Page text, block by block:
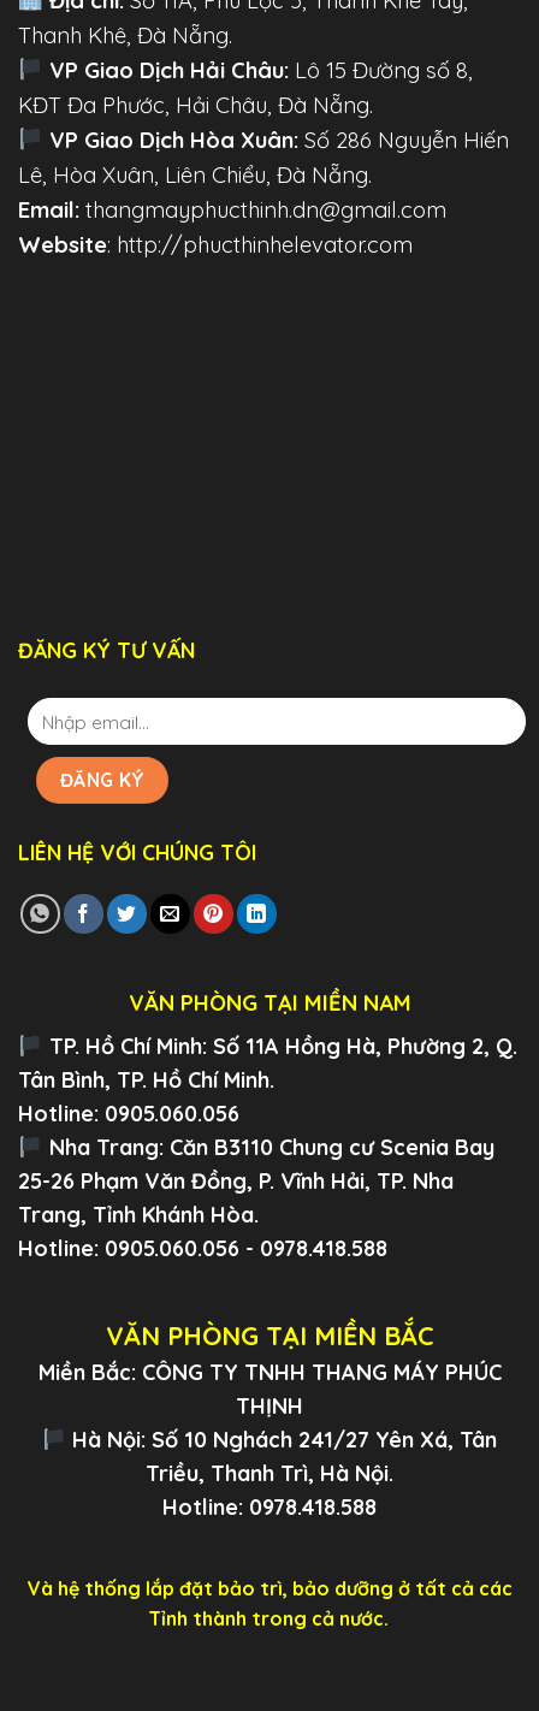
Thanh Khê, Đà Nẵng.
VP Giao Dịch Hải Châu: Lô 15 Đường số 8,
KĐT Đa Phước, Hải Châu, Đà Nẵng.
VP Giao Dịch Hòa Xuân: Số 286 Nguyễn Hiến
Lê, Hòa Xuân, Liên Chiểu, Đà Nẵng.
Email: thangmayphucthinh.dn@gmail.com
Website: http://phucthinhelevator.com
ĐĂNG KÝ TƯ VẤN
LIÊN HỆ VỚI CHÚNG TÔI
VĂN PHÒNG TẠI MIỀN NAM
TP. Hồ Chí Minh: Số 11A Hồng Hà, Phường 2, Q.
Tân Bình, TP. Hồ Chí Minh.
Hotline: 0905.060.056
Nha Trang: Căn B3110 Chung cư Scenia Bay
25-26 Phạm Văn Đồng, P. Vĩnh Hải, TP. Nha
Trang, Tỉnh Khánh Hòa.
Hotline: 0905.060.056 - 0978.418.588
VĂN PHÒNG TẠI MIỀN BẮC
Miền Bắc: CÔNG TY TNHH THANG MÁY PHÚC
THỊNH
Hà Nội: Số 10 Nghách 241/27 Yên Xá, Tân
Triều, Thanh Trì, Hà Nội.
Hotline: 0978.418.588
Và hệ thống lắp đặt bảo trì, bảo dưỡng ở tất cả các
Tỉnh thành trong cả nước.